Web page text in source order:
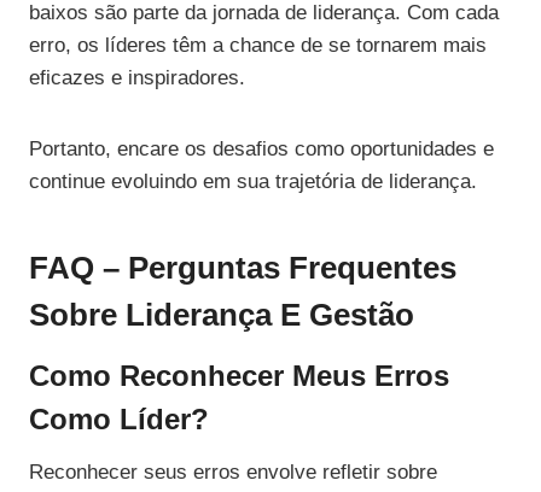
baixos são parte da jornada de liderança. Com cada
erro, os líderes têm a chance de se tornarem mais
eficazes e inspiradores.
Portanto, encare os desafios como oportunidades e
continue evoluindo em sua trajetória de liderança.
FAQ – Perguntas Frequentes
Sobre Liderança E Gestão
Como Reconhecer Meus Erros
Como Líder?
Reconhecer seus erros envolve refletir sobre